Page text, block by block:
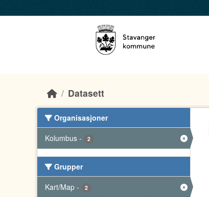
Datasett
Organisasjoner
Kolumbus - 2
Grupper
Kart/Map - 2